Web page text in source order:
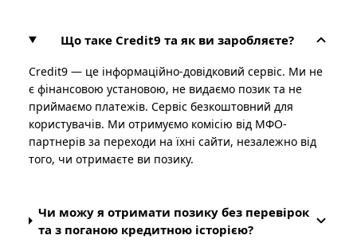
Що таке Credit9 та як ви заробляєте?
Credit9 — це інформаційно-довідковий сервіс. Ми не
є фінансовою установою, не видаємо позик та не
приймаємо платежів. Сервіс безкоштовний для
користувачів. Ми отримуємо комісію від МФО-
партнерів за переходи на їхні сайти, незалежно від
того, чи отримаєте ви позику.
Чи можу я отримати позику без перевірок
та з поганою кредитною історією?